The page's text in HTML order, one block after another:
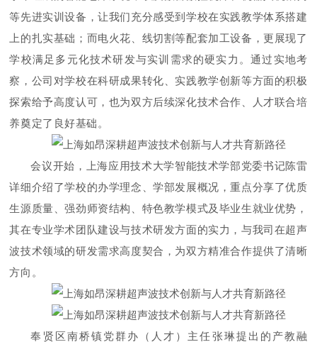
等先进实训设备，让我们充分感受到学校在实践教学体系搭建
上的扎实基础；而电火花、线切割等配套加工设备，更展现了
学校满足多元化技术研发与实训需求的硬实力。通过实地考
察，公司对学校在科研成果转化、实践教学创新等方面的积极
探索给予高度认可，也为双方后续深化技术合作、人才联合培
养奠定了良好基础。
会议开始，上海应用技术大学智能技术学部党委书记陈雷
详细介绍了学校的办学理念、学部发展概况，重点分享了优质
生源质量、强劲师资结构、特色教学模式及毕业生就业优势，
其在专业学术团队建设与技术研发方面的实力，与我司在超声
波技术领域的研发需求高度契合，为双方精准合作提供了清晰
方向。
奉贤区南桥镇党群办（人才）主任张琳提出的产教融